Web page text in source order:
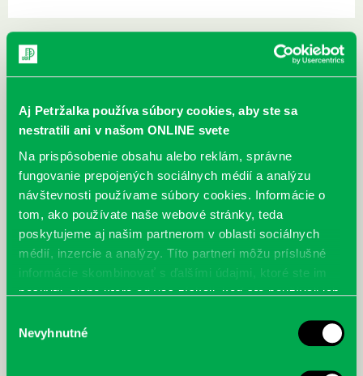
Aj Petržalka používa súbory cookies, aby ste sa
nestratili ani v našom ONLINE svete
Na prispôsobenie obsahu alebo reklám, správne
fungovanie prepojených sociálnych médií a analýzu
návštevnosti používame súbory cookies. Informácie o
tom, ako používate naše webové stránky, teda
poskytujeme aj našim partnerom v oblasti sociálnych
médií, inzercie a analýzy. Títo partneri môžu príslušné
informácie skombinovať s ďalšími údajmi, ktoré ste im
poskytli, alebo ktoré od vás získali, keď ste používali ich
súhlasu
Nevyhnutné
Život v tme